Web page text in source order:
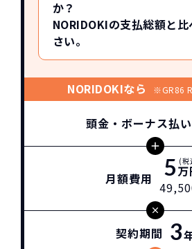
か？
NORIDOKIの支払総額と
さい。
NORIDOKIなら ※GR86
頭金・ボーナス払い
月額費用 5万
(税
契約期間 3